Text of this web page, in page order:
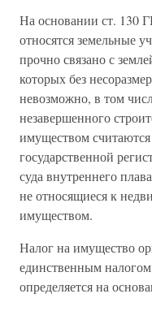
На основании ст. 130
относятся земельные
прочно связано с
которых без
невозможно, в том
незавершенного
имуществом
государственной
суда внутреннего
не относящиеся к
имуществом.
Налог на имущество
единственным
определяется на